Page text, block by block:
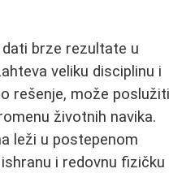
brze rezultate u
veliku disciplinu i
rešenje, može poslužiti
životnih navika.
leži u postepenom
i redovnu fizičku